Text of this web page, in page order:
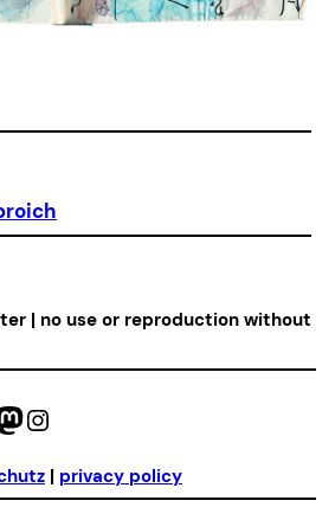
| no use or reproduction without
Instagram
| privacy policy